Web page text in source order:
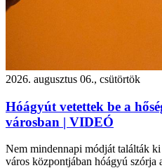
2026. augusztus 06., csütörtök
Hóágyút vetettek be a
városban | VIDEÓ
Nem mindennapi módját találták
város központjában hóágyú szórja